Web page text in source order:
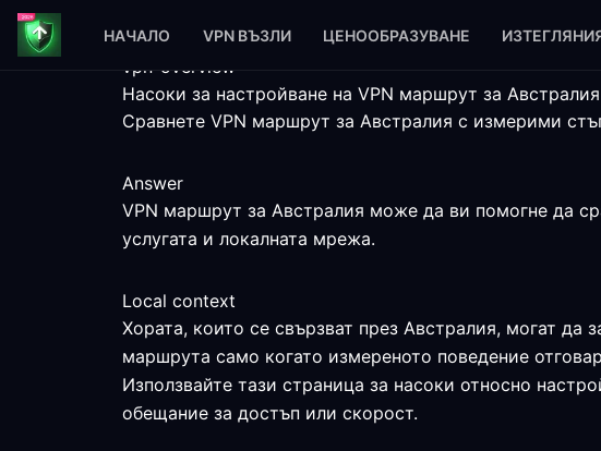
НАЧАЛО VPN ВЪЗЛИ ЦЕНООБРАЗУВАНЕ
vpn-overview
Насоки за настройване на VPN маршрут за Австралия
Сравнете VPN маршрут за Австралия с измерими
Answer
VPN маршрут за Австралия може да ви помогне да
услугата и локалната мрежа.
Local context
Хората, които се свързват през Австралия, могат да
маршрута само когато измереното поведение
Използвайте тази страница за насоки относно
обещание за достъп или скорост.